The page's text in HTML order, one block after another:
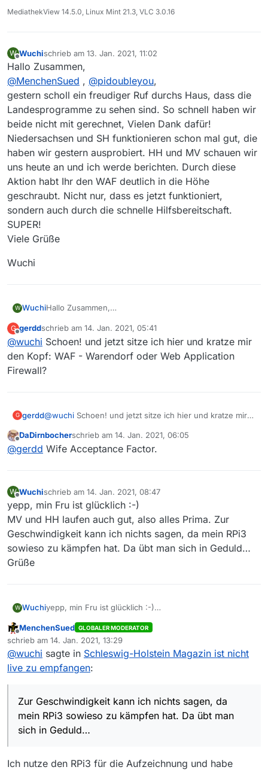
MediathekView 14.5.0, Linux Mint 21.3, VLC 3.0.16
W
Offline
Wuchischrieb am 13. Jan. 2021, 11:02
zuletzt editiert von
Hallo Zusammen,
@MenchenSued , @pidoubleyou,
gestern scholl ein freudiger Ruf durchs Haus, dass die
Landesprogramme zu sehen sind. So schnell haben wir
beide nicht mit gerechnet, Vielen Dank dafür!
Niedersachsen und SH funktionieren schon mal gut, die
haben wir gestern ausprobiert. HH und MV schauen wir
uns heute an und ich werde berichten. Durch diese
Aktion habt Ihr den WAF deutlich in die Höhe
geschraubt. Nicht nur, dass es jetzt funktioniert,
sondern auch durch die schnelle Hilfsbereitschaft.
SUPER!
Viele Grüße
Wuchi
W WuchiHallo Zusammen,
gestern scholl ein freudiger Ruf durchs Haus, dass die
Landesprogramme zu sehen sind. So schnell haben wir
beide nicht mit gerechnet, Vielen Dank dafür!
Niedersachsen und SH funktionieren schon mal gut, die
sondern auch durch die schnelle Hilfsbereitschaft.
SUPER!
Viele Grüße
Wuchi
G
Offline
gerddschrieb am 14. Jan. 2021, 05:41
zuletzt editiert von
@wuchi Schoen! und jetzt sitze ich hier und kratze mir
den Kopf: WAF - Warendorf oder Web Application
Firewall?
G gerdd@wuchi Schoen! und jetzt sitze ich hier und kratze mir
Firewall?
Offline
DaDirnbocherschrieb am 14. Jan. 2021, 06:05
zuletzt editiert von
@gerdd Wife Acceptance Factor.
W Wuchischrieb am 14. Jan. 2021, 08:47
zuletzt editiert von
yepp, min Fru ist glücklich :-)
MV und HH laufen auch gut, also alles Prima. Zur
Geschwindigkeit kann ich nichts sagen, da mein RPi3
sowieso zu kämpfen hat. Da übt man sich in Geduld…
Grüße
W Wuchiyepp, min Fru ist glücklich :-)
Geschwindigkeit kann ich nichts sagen, da mein RPi3
sowieso zu kämpfen hat. Da übt man sich in Geduld…
Grüße
Offline
MenchenSued GLOBALER MODERATOR
schrieb am 14. Jan. 2021, 13:29
zuletzt editiert von
@wuchi sagte in Schleswig-Holstein Magazin ist nicht
live zu empfangen:
Zur Geschwindigkeit kann ich nichts sagen, da
mein RPi3 sowieso zu kämpfen hat. Da übt man
sich in Geduld…
Ich nutze den RPi3 für die Aufzeichnung und habe